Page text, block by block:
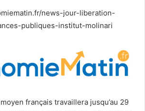
news-jour-liberation-
publiques-institut-molinari
français travaillera jusqu’au 29